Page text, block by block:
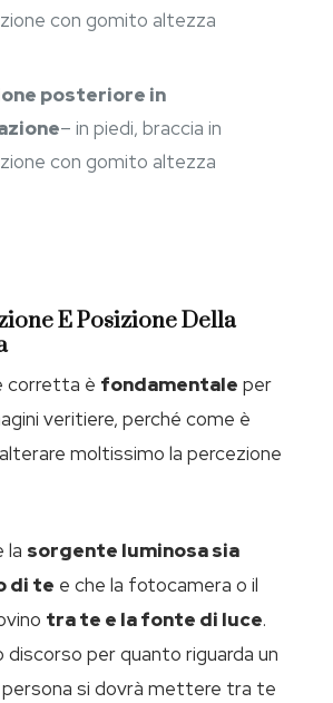
con gomito altezza
posteriore in
– in piedi, braccia in
con gomito altezza
E Posizione Della
corretta è fondamentale per
veritiere, perché come è
moltissimo la percezione
la sorgente luminosa sia
di te e che la fotocamera o il
tra te e la fonte di luce.
discorso per quanto riguarda un
persona si dovrà mettere tra te